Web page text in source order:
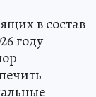
в состав
году